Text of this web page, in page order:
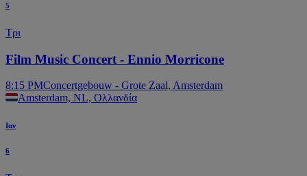
5
Τρι
Film Music Concert - Ennio Morricone
8:15 PMConcertgebouw - Grote Zaal, Amsterdam
Amsterdam, NL, Ολλανδία
Ιαν
6